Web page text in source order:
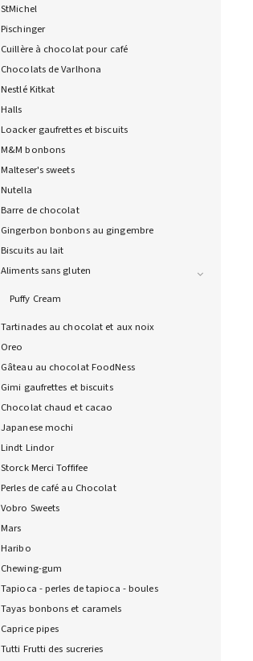
StMichel
Pischinger
Cuillère à chocolat pour café
Chocolats de Varlhona
Nestlé Kitkat
Halls
Loacker gaufrettes et biscuits
M&M bonbons
Malteser's sweets
Nutella
Barre de chocolat
Gingerbon bonbons au gingembre
Biscuits au lait
Aliments sans gluten
Puffy Cream
Tartinades au chocolat et aux noix
Oreo
Gâteau au chocolat FoodNess
Gimi gaufrettes et biscuits
Chocolat chaud et cacao
Japanese mochi
Lindt Lindor
Storck Merci Toffifee
Perles de café au Chocolat
Vobro Sweets
Mars
Haribo
Chewing-gum
Tapioca - perles de tapioca - boules
Tayas bonbons et caramels
Caprice pipes
Tutti Frutti des sucreries